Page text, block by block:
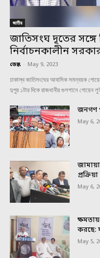
জাতীয়
জাতিসংঘ দূতের
নির্বাচনকালীন
ডেস্ক - May 9, 2023
ঢাকাস্থ জাতিসংঘের আবাসিক সমন্বয়ক
দুপুর ১টার দিকে রাজধানীর গুলশানে
জনগণ
May 6,
May 6,
May 5,